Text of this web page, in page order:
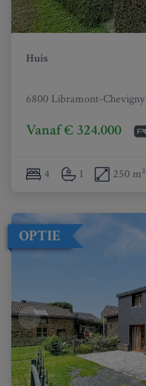
Huis
6800 Libramont-Chevigny
Vanaf € 324.000
4 1 250 m²
OPTIE